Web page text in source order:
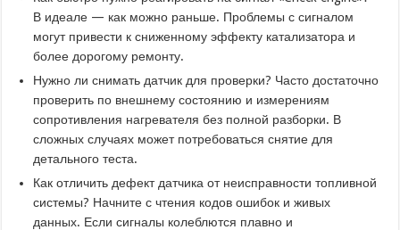
В идеале — как можно раньше. Проблемы с сигналом
могут привести к сниженному эффекту катализатора и
более дорогому ремонту.
Нужно ли снимать датчик для проверки? Часто достаточно
проверить по внешнему состоянию и измерениям
сопротивления нагревателя без полной разборки. В
сложных случаях может потребоваться снятие для
детального теста.
Как отличить дефект датчика от неисправности топливной
системы? Начните с чтения кодов ошибок и живых
данных. Если сигналы колеблются плавно и